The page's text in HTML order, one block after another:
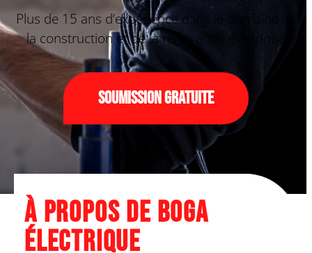
Plus de 15 ans d’expérience dans le domaine de
la construction et de la rénovation électrique
Soumission gratuite
À propos de Boga
Électrique